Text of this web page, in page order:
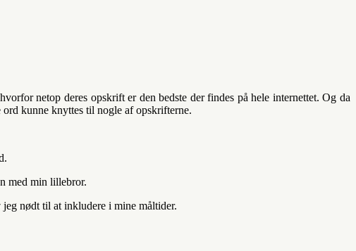
netop deres opskrift er den bedste der findes på hele internettet. Og da
kunne knyttes til nogle af opskrifterne.
med min lillebror.
jeg nødt til at inkludere i mine måltider.